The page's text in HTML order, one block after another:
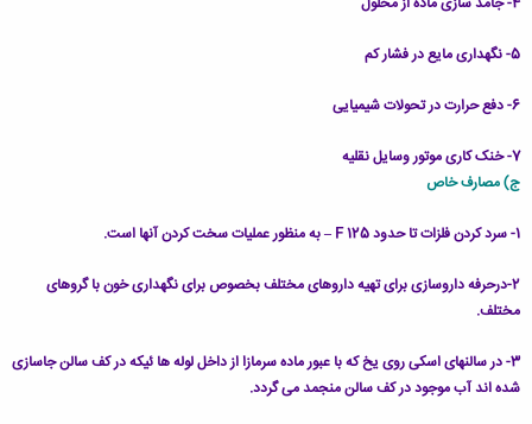
5- نگهداری مایع در فشار کم
6- دفع حرارت در تحولات شیمیایی
7- خنک کاری موتور وسایل نقلیه
ج) مصارف خاص
1- سرد کردن فلزات تا حدود F 125 – به منظور عملیات سخت کردن آنها است.
2-درحرفه داروسازی برای تهیه داروهای مختلف بخصوص برای نگهداری خون با گروهای
مختلف.
3- در سالنهای اسکی روی یخ که با عبور ماده سرمازا از داخل لوله ها ئیکه در کف سالن جاسازی
شده اند آب موجود در کف سالن منجمد می گردد.